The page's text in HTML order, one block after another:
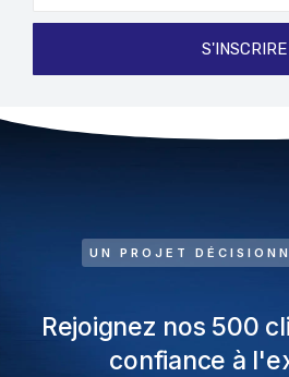
S'INSCRIRE
UN PROJET
Rejoignez nos 500
confiance à